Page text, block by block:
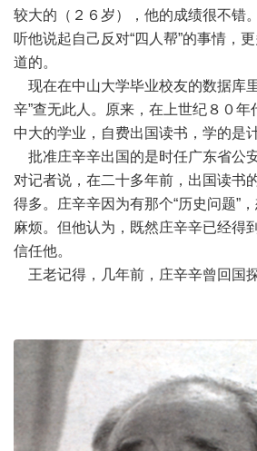
较大的（２６岁），他的成绩很不错
听他说起自己反对“四人帮”的事情，
道的。
现在在中山大学毕业校友的数据库
辛”查无此人。原来，在上世纪８０年
中大的学业，自费出国读书，学的是
批准庄辛辛出国的是时任广东省公
对记者说，在二十多年前，出国读书
得多。庄辛辛因为有那个“历史问题”
麻烦。但他认为，既然庄辛辛已经得
信任他。
王老记得，几年前，庄辛辛曾回国探